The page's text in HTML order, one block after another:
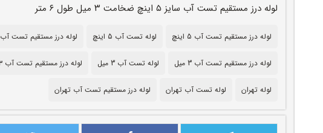
لوله درز مستقیم تست آب سایز ۵ اینچ ضخامت ۳ میل طول ۶ متر
لوله درز مستقیم تست آب 5 اینچ لوله تست آب 5 اینچ لوله درز مستقیم تست آب ۵ اینچ
لوله درز مستقیم تست آب 3 میل لوله تست آب 3 میل لوله درز مستقیم تست آب ۳ میل
لوله تهران لوله تست آب تهران لوله درز مستقیم تست آب تهران